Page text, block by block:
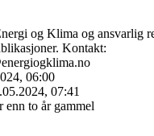
og Klima og ansvarlig
Kontakt:
06:00
07:41
enn to år gammel